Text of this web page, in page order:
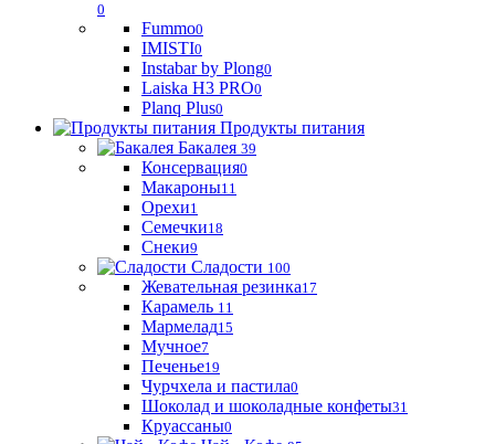
0
Fummo0
IMISTI0
Instabar by Plong0
Laiska H3 PRO0
Planq Plus0
Продукты питания
Бакалея 39
Консервация0
Макароны11
Орехи1
Семечки18
Снеки9
Сладости 100
Жевательная резинка17
Карамель 11
Мармелад15
Мучное7
Печенье19
Чурчхела и пастила0
Шоколад и шоколадные конфеты31
Круассаны0